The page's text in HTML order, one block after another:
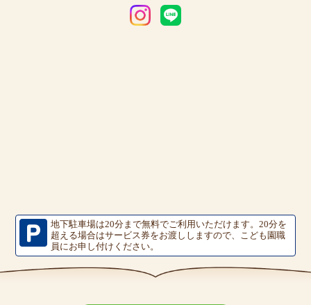
地下駐車場は20分まで無料でご利用いただけます。20分を
超える場合はサービス券をお渡ししますので、こども園職
員にお申し付けください。